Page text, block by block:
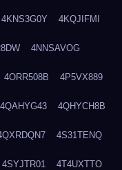
4KNS3G0Y 4KQJIFMI
4NNSAVOG
4ORR508B 4P5VX889
4QAHYG43 4QHYCH8B
4S31TENQ
4SYJTR01 4T4UXTTO